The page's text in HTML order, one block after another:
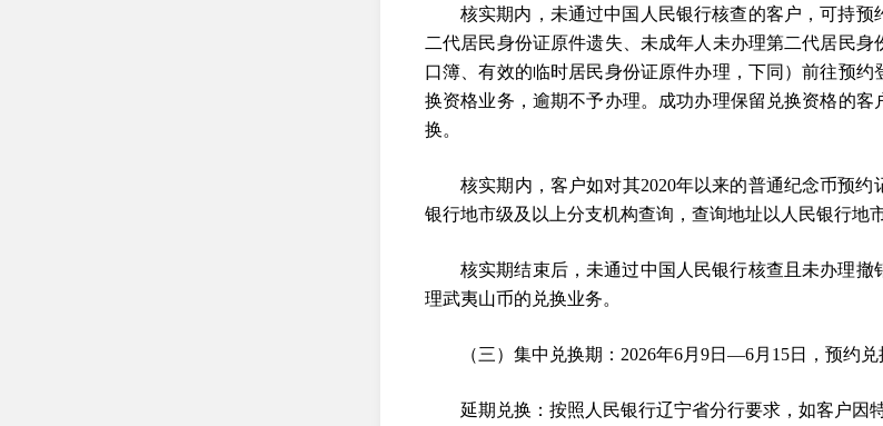
核实期内，未通过中国人民银行核查的客户，可持
二代居民身份证原件遗失、未成年人未办理第二代居民
口簿、有效的临时居民身份证原件办理，下同）前往预
换资格业务，逾期不予办理。成功办理保留兑换资格的
换。
核实期内，客户如对其2020年以来的普通纪念币预
银行地市级及以上分支机构查询，查询地址以人民银行地
核实期结束后，未通过中国人民银行核查且未办理
理武夷山币的兑换业务。
（三）集中兑换期：2026年6月9日—6月15日，预约
延期兑换：按照人民银行辽宁省分行要求，如客户因